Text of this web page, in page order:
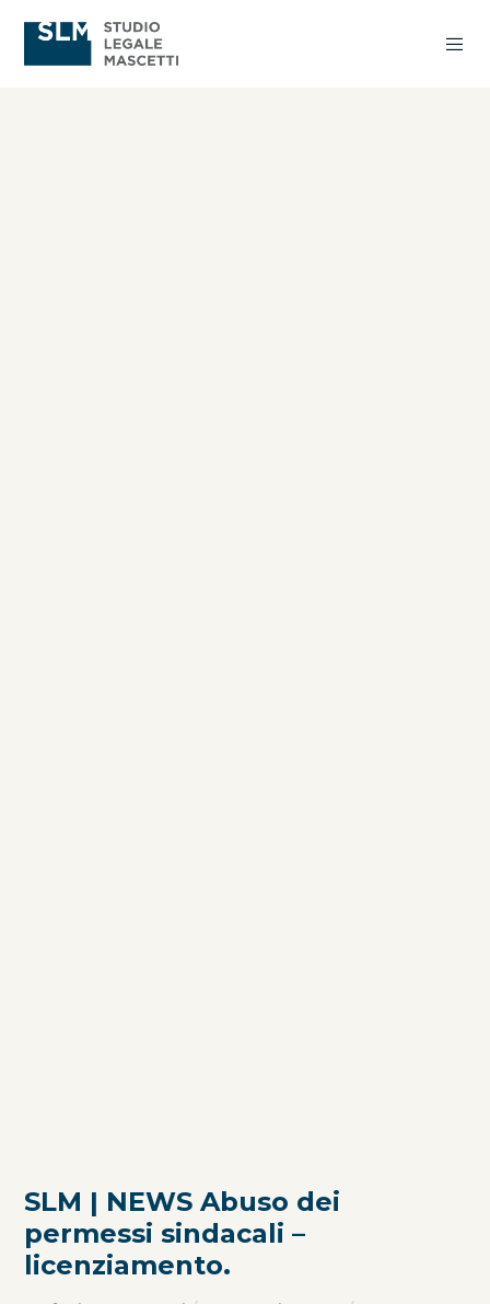
SLM | NEWS Abuso dei
permessi sindacali –
licenziamento.